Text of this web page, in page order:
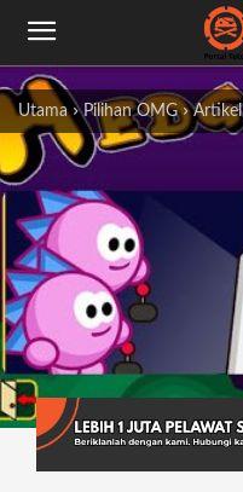
Utama Pilihan OMG Artikel